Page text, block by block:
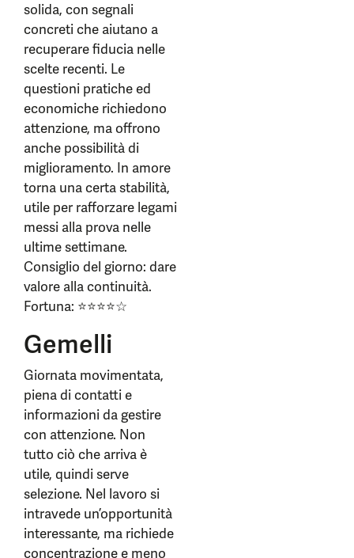
solida, con segnali
concreti che aiutano a
recuperare fiducia nelle
scelte recenti. Le
questioni pratiche ed
economiche richiedono
attenzione, ma offrono
anche possibilità di
miglioramento. In amore
torna una certa stabilità,
utile per rafforzare legami
messi alla prova nelle
ultime settimane.
Consiglio del giorno: dare
valore alla continuità.
Fortuna: ⭐⭐⭐⭐☆
Gemelli
Giornata movimentata,
piena di contatti e
informazioni da gestire
con attenzione. Non
tutto ciò che arriva è
utile, quindi serve
selezione. Nel lavoro si
intravede un’opportunità
interessante, ma richiede
concentrazione e meno